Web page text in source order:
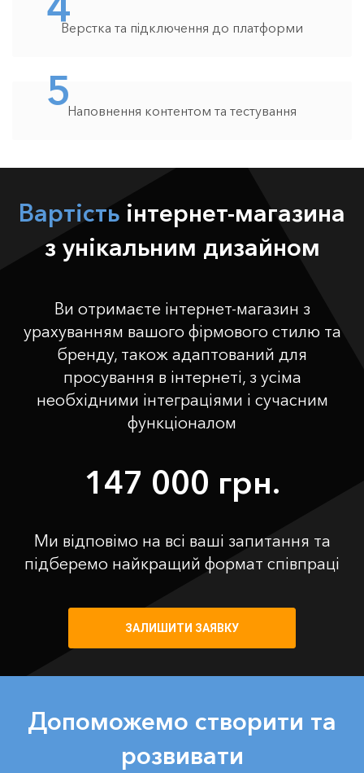
Верстка та підключення до платформи
5Наповнення контентом та тестування
Вартість інтернет-магазина
з унікальним дизайном
Ви отримаєте інтернет-магазин з
урахуванням вашого фірмового стилю та
бренду, також адаптований для
просування в інтернеті, з усіма
необхідними інтеграціями і сучасним
функціоналом
147 000 грн.
Ми відповімо на всі ваші запитання та
підберемо найкращий формат співпраці
ЗАЛИШИТИ ЗАЯВКУ
Допоможемо створити та
розвивати